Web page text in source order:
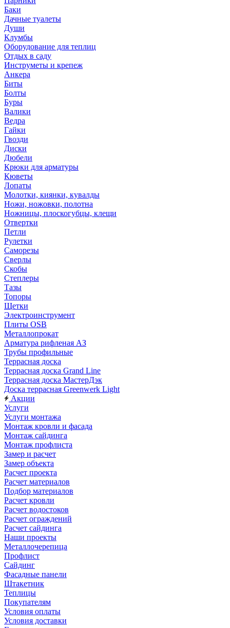
Баки
Дачные туалеты
Души
Клумбы
Оборудование для теплиц
Отдых в саду
Инструметы и крепеж
Анкера
Биты
Болты
Буры
Валики
Ведра
Гайки
Гвозди
Диски
Дюбели
Крюки для арматуры
Кюветы
Лопаты
Молотки, киянки, кувалды
Ножи, ножовки, полотна
Ножницы, плоскогубцы, клещи
Отвертки
Петли
Рулетки
Саморезы
Сверлы
Скобы
Степлеры
Тазы
Топоры
Щетки
Электроинструмент
Плиты OSB
Металлопрокат
Арматура рифленая АЗ
Трубы профильные
Террасная доска
Террасная доска Grand Line
Террасная доска МастерДэк
Доска террасная Greenwerk Light
Акции
Услуги
Услуги монтажа
Монтаж кровли и фасада
Монтаж сайдинга
Монтаж профлиста
Замер и расчет
Замер объекта
Расчет проекта
Расчет материалов
Подбор материалов
Расчет кровли
Расчет водостоков
Расчет ограждений
Расчет сайдинга
Наши проекты
Металлочерепица
Профлист
Сайдинг
Фасадные панели
Штакетник
Теплицы
Покупателям
Условия оплаты
Условия доставки